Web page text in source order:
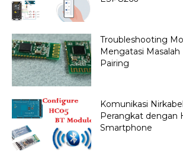
Troubleshooting
Mengatasi Masalah
Pairing
Komunikasi
Perangkat dengan
Smartphone